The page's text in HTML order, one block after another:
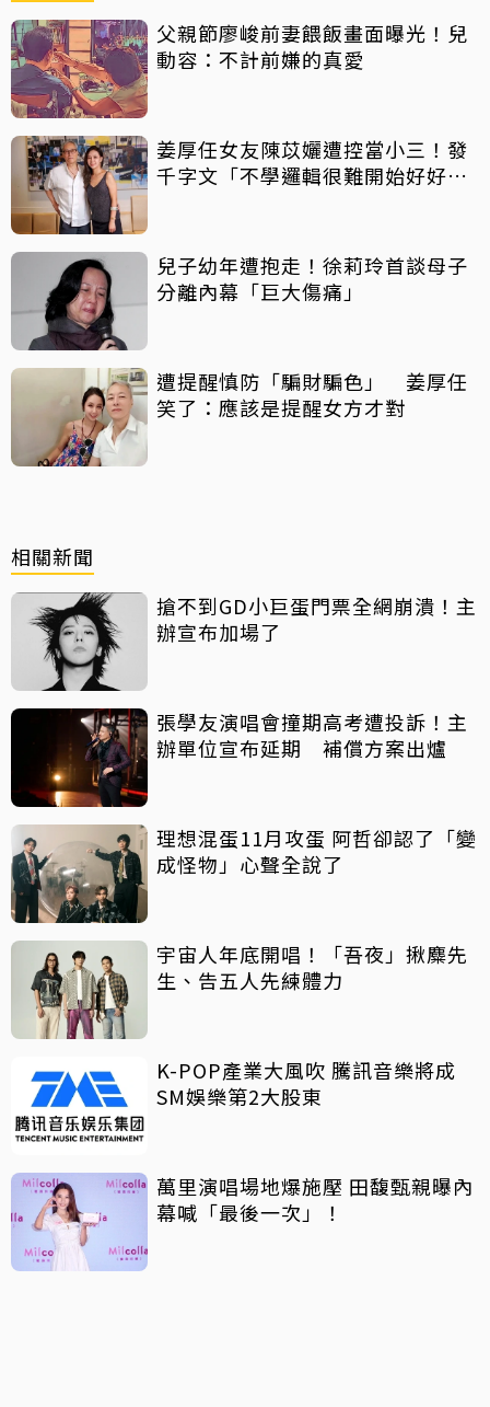
父親節廖峻前妻餵飯畫面曝光！兒
動容：不計前嫌的真愛
姜厚任女友陳苡孋遭控當小三！發
千字文「不學邏輯很難開始好好
兒子幼年遭抱走！徐莉玲首談母子
分離內幕「巨大傷痛」
遭提醒慎防「騙財騙色」 姜厚任
笑了：應該是提醒女方才對
相關新聞
搶不到GD小巨蛋門票全網崩潰！主
辦宣布加場了
張學友演唱會撞期高考遭投訴！主
辦單位宣布延期 補償方案出爐
理想混蛋11月攻蛋 阿哲卻認了「變
成怪物」心聲全說了
宇宙人年底開唱！「吾夜」揪麋先
生、告五人先練體力
K-POP產業大風吹 騰訊音樂將成
SM娛樂第2大股東
萬里演唱場地爆施壓 田馥甄親曝內
幕喊「最後一次」！